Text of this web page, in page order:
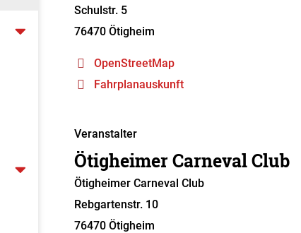
Schulstr. 5
76470 Ötigheim
OpenStreetMap
Fahrplanauskunft
Veranstalter
Ötigheimer Carneval Club
Ötigheimer Carneval Club
Rebgartenstr. 10
76470 Ötigheim